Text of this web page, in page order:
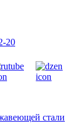
20
стали